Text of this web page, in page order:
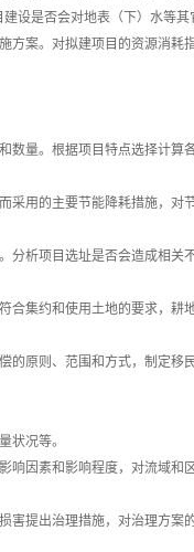
设是否会对地表（下）水等其
方案。对拟建项目的资源消耗
数量。根据项目特点选择计算
用的主要节能降耗措施，对
分析项目选址是否会造成相关
合集约和使用土地的要求，耕
的原则、范围和方式，制定移
状况等。
响因素和影响程度，对流域和
害提出治理措施，对治理方案